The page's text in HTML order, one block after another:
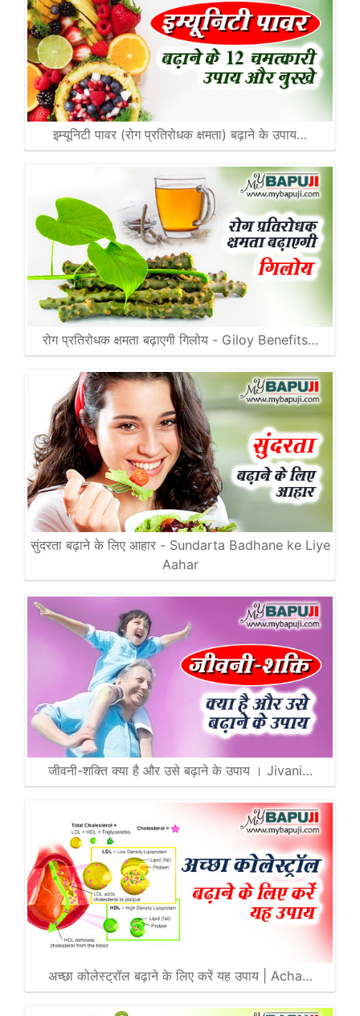
इम्यूनिटी पावर (रोग प्रतिरोधक क्षमता) बढ़ाने के उपाय…
रोग प्रतिरोधक क्षमता बढ़ाएगी गिलोय - Giloy Benefits…
सुंदरता बढ़ाने के लिए आहार - Sundarta Badhane ke Liye
Aahar
जीवनी-शक्ति क्या है और उसे बढ़ाने के उपाय । Jivani…
अच्छा कोलेस्ट्रॉल बढ़ाने के लिए करें यह उपाय | Acha…